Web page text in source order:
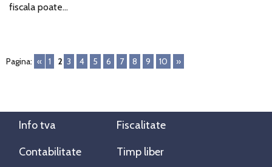
fiscala poate...
Pagina: « 1 2 3 4 5 6 7 8 9 10 »
Info tva Fiscalitate
Contabilitate Timp liber